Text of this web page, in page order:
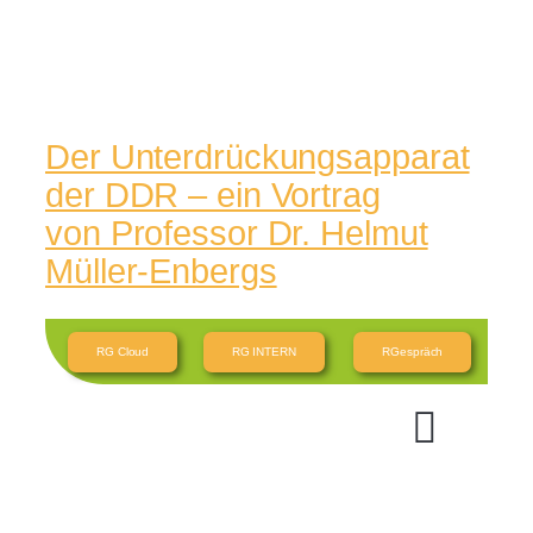
Der Unterdrückungsapparat
der DDR – ein Vortrag
von Professor Dr. Helmut
Müller-Enbergs
RG Cloud RG INTERN RGespräch